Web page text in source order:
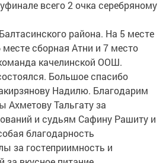
района. На 5 месте
сборная Атни и 7 место
качелинской ООШ.
Большое спасибо
Надилю. Благодарим
Ахметову Тальгату за
и судьям Сафину Рашиту и
благодарность
за гостеприимность и
за вкусное питание.